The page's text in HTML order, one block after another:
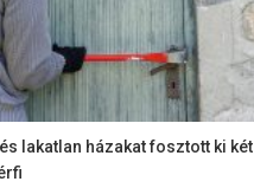
lakatlan házakat fosztott ki két